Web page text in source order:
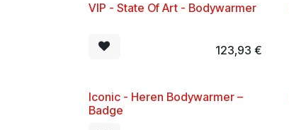
Nieuw!
VIP - State Of Art - Bodywarmer
123,93 €
-45%
Iconic - Heren Bodywarmer –
Badge